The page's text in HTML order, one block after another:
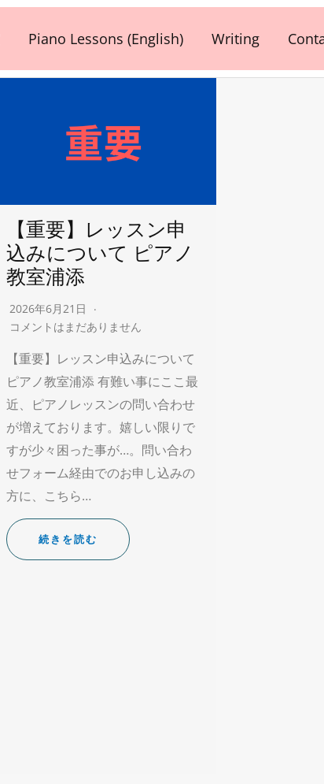
Piano Lessons (English) Writing
【重要】レッスン申
込みについて ピアノ
教室浦添
2026年6月21日
コメントはまだありません
【重要】レッスン申込みについて
ピアノ教室浦添 有難い事にここ最
近、ピアノレッスンの問い合わせ
が増えております。嬉しい限りで
すが少々困った事が…。問い合わ
せフォーム経由でのお申し込みの
方に、こちら…
続きを読む